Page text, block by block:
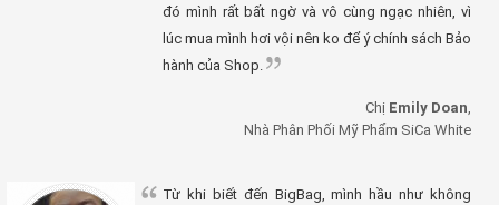
đó mình rất bất ngờ và vô cùng ngạc nhiên, vì
lúc mua mình hơi vội nên ko để ý chính sách Bảo
hành của Shop.
Chị Emily Doan,
Nhà Phân Phối Mỹ Phẩm SiCa White
Từ khi biết đến BigBag, mình hầu như không